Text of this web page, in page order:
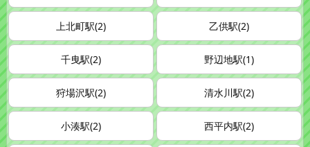
上北町駅(2) 乙供駅(2)
千曳駅(2) 野辺地駅(1)
狩場沢駅(2) 清水川駅(2)
小湊駅(2) 西平内駅(2)